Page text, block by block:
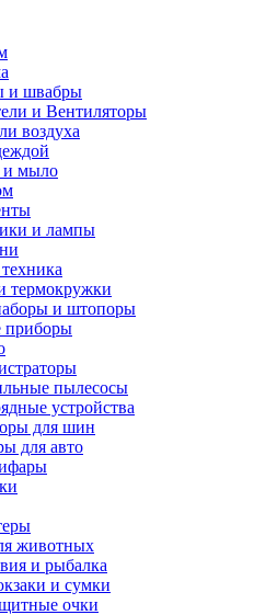
и швабры
и Вентиляторы
воздуха
и мыло
и лампы
термокружки
и штопоры
приборы
пылесосы
устройства
для шин
для авто
животных
и рыбалка
и сумки
очки